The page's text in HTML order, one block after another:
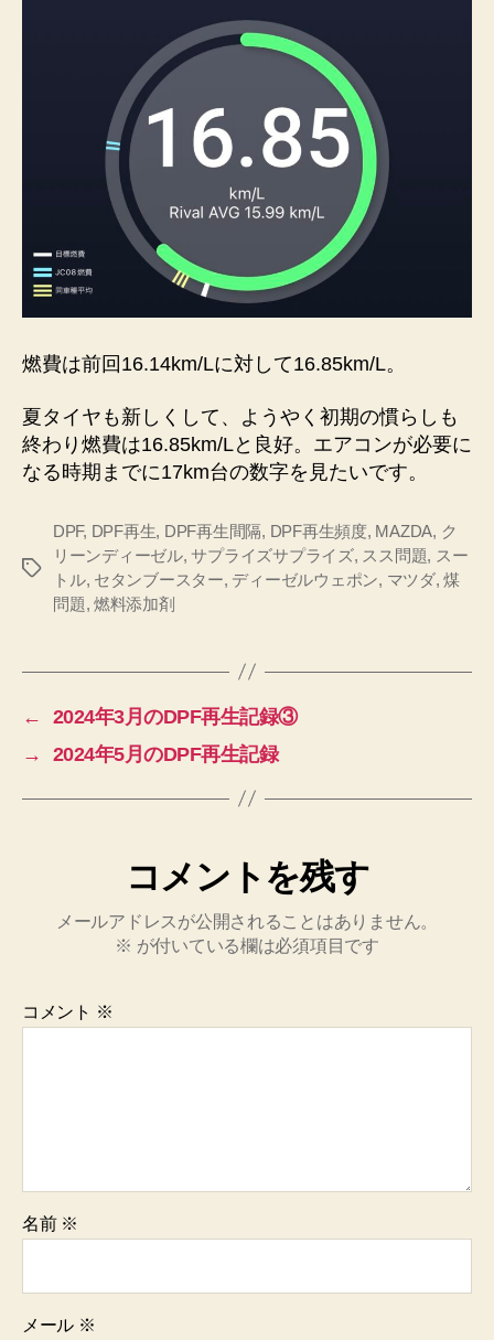
燃費は前回16.14km/Lに対して16.85km/L。
夏タイヤも新しくして、ようやく初期の慣らしも
終わり燃費は16.85km/Lと良好。エアコンが必要に
なる時期までに17km台の数字を見たいです。
タ
DPF, DPF再生, DPF再生間隔, DPF再生頻度, MAZDA, ク
リーンディーゼル,サプライズサプライズ, スス問題, スー
トル, セタンブースター, ディーゼルウェポン, マツダ,煤
問題, 燃料添加剤
←
2024年3月のDPF再生記録③
→
2024年5月のDPF再生記録
コメントを残す
メールアドレスが公開されることはありません。
※ が付いている欄は必須項目です
コメント ※
名前 ※
メール ※